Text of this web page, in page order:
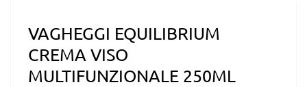
VAGHEGGI EQUILIBRIUM
CREMA VISO
MULTIFUNZIONALE 250ML